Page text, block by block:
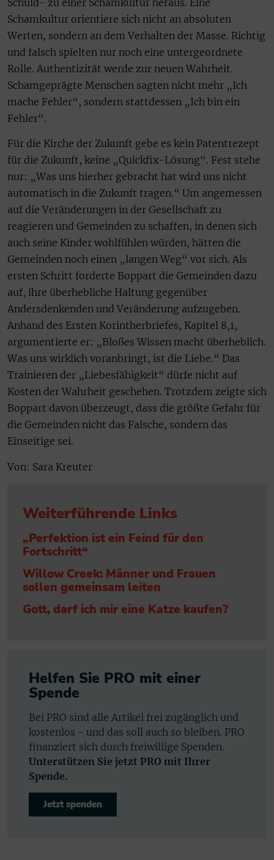
Schamkultur orientiere sich nicht an absoluten
Werten, sondern an dem Verhalten der Masse. Richtig
und falsch spielten nur noch eine untergeordnete
Rolle. Authentizität werde zur neuen Wahrheit.
Schamgeprägte Menschen sagten nicht mehr „Ich
mache Fehler“, sondern stattdessen „Ich bin ein
Fehler“.
Für die Kirche der Zukunft gebe es kein Patentrezept
für die Zukunft, keine „Quickfix-Lösung“. Fest stehe
nur: „Was uns hierher gebracht hat wird uns nicht
automatisch in die Zukunft tragen.“ Um angemessen
auf die Veränderungen in der Gesellschaft zu
reagieren und Gemeinden zu schaffen, in denen sich
auch seine Kinder wohlfühlen würden, hätten die
Gemeinden noch einen „langen Weg“ vor sich. Als
ersten Schritt forderte Boppart die Gemeinden dazu
auf, ihre überhebliche Haltung gegenüber
Andersdenkenden und Veränderung aufzugeben.
Anhand des Ersten Korintherbriefes, Kapitel 8,1,
argumentierte er: „Bloßes Wissen macht überheblich.
Was uns wirklich voranbringt, ist die Liebe.“ Das
Trainieren der „Liebesfähigkeit“ dürfe nicht auf
Kosten der Wahrheit geschehen. Trotzdem zeigte sich
Boppart davon überzeugt, dass die größte Gefahr für
die Gemeinden nicht das Falsche, sondern das
Einseitige sei.
Von: Sara Kreuter
Weiterführende Links
„Perfektion ist ein Feind für den
Fortschritt“
Willow Creek: Männer und Frauen
sollen gemeinsam leiten
Gott, darf ich mir eine Katze kaufen?
Helfen Sie PRO mit einer
Spende
Bei PRO sind alle Artikel frei zugänglich und
kostenlos - und das soll auch so bleiben. PRO
finanziert sich durch freiwillige Spenden.
Unterstützen Sie jetzt PRO mit Ihrer
Spende.
Jetzt spenden